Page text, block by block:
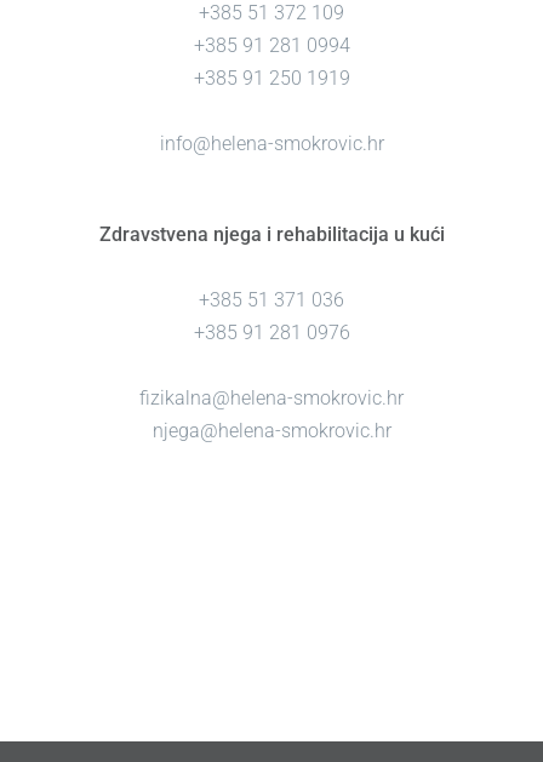
+385 51 372 109
+385 91 281 0994
+385 91 250 1919
info@helena-smokrovic.hr
Zdravstvena njega i rehabilitacija u kući
+385 51 371 036
+385 91 281 0976
fizikalna@helena-smokrovic.hr
njega@helena-smokrovic.hr